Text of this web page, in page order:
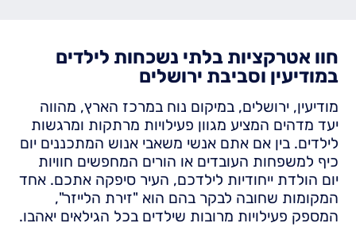
חוו אטרקציות בלתי נשכחות לילדים
במודיעין וסביבת ירושלים
מודיעין, ירושלים, במיקום נוח במרכז הארץ, מהווה
יעד מדהים המציע מגוון פעילויות מרתקות ומרגשות
לילדים. בין אם אתם אנשי משאבי אנוש המתכננים יום
כיף למשפחות העובדים או הורים המחפשים חוויות
יום הולדת ייחודיות לילדכם, העיר סיפקה אתכם. אחד
המקומות שחובה לבקר בהם הוא "זירת הלייזר",
המספק פעילויות מרובות שילדים בכל הגילאים יאהבו.